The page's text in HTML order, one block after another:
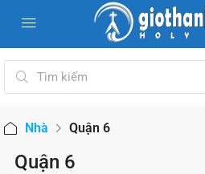
Nhà Quận 6
Quận 6